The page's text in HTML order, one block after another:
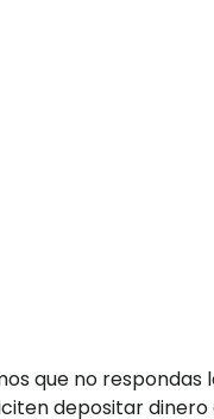
que no respondas
depositar dinero